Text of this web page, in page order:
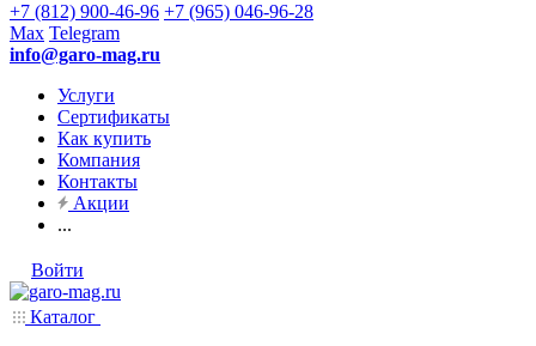
+7 (812) 900-46-96 +7 (965) 046-96-28
Max Telegram
info@garo-mag.ru
Услуги
Сертификаты
Как купить
Компания
Контакты
Акции
...
Войти
Каталог